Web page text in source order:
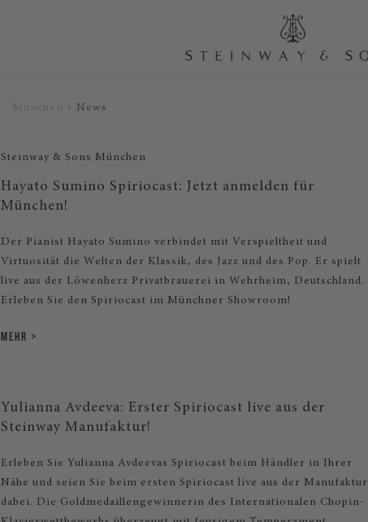
News
Steinway & Sons München
Hayato Sumino Spiriocast: Jetzt anmelden für
München!
Der Pianist Hayato Sumino verbindet mit Verspieltheit und
Virtuosität die Welten der Klassik, des Jazz und des Pop. Er spielt
live aus der Löwenherz Privatbrauerei in Wehrheim, Deutschland.
Erleben Sie den Spiriocast im Münchner Showroom!
MEHR
Yulianna Avdeeva: Erster Spiriocast live aus der
Steinway Manufaktur!
Erleben Sie Yulianna Avdeevas Spiriocast beim Händler in Ihrer
Nähe und seien Sie beim ersten Spiriocast live aus der Manufaktur
dabei. Die Goldmedaillengewinnerin des Internationalen Chopin-